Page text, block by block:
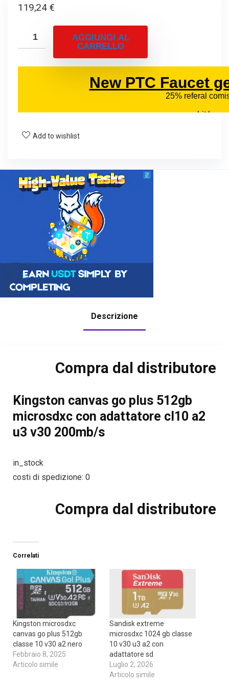
119,24 €
AGGIUNGI AL
CARRELLO
Add to wishlist
Descrizione
Compra dal distributore
Kingston canvas go plus 512gb
microsdxc con adattatore cl10 a2
u3 v30 200mb/s
in_stock
costi di spedizione: 0
Compra dal distributore
Correlati
Kingston microsdxc
canvas go plus 512gb
classe 10 v30 a2 nero
Febbraio 8, 2025
Articolo simile
Sandisk extreme
microsdxc 1024 gb classe
10 v30 u3 a2 con
adattatore sd
Luglio 2, 2026
Articolo simile